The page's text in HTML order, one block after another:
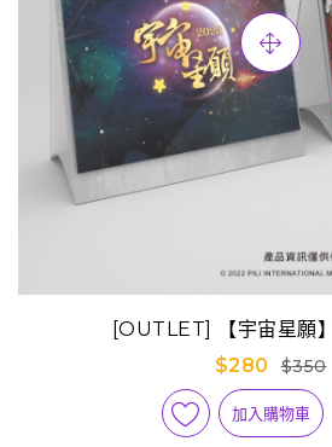
[OUTLET] 【宇宙星願
$280
$350
加入購物車